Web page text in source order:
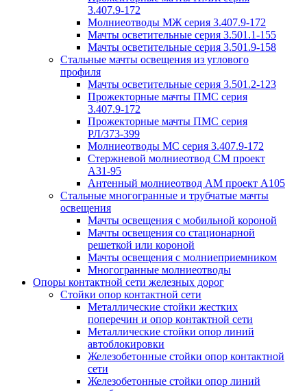
3.407.9-172
Молниеотводы МЖ серия 3.407.9-172
Мачты осветительные серия 3.501.1-155
Мачты осветительные серия 3.501.9-158
Стальные мачты освещения из углового
профиля
Мачты осветительные серия 3.501.2-123
Прожекторные мачты ПМС серия
3.407.9-172
Прожекторные мачты ПМС серия
РЛ/373-399
Молниеотводы МС серия 3.407.9-172
Стержневой молниеотвод СМ проект
А31-95
Антенный молниеотвод АМ проект А105
Стальные многогранные и трубчатые мачты
освещения
Мачты освещения с мобильной короной
Мачты освещения со стационарной
решеткой или короной
Мачты освещения с молниеприемником
Многогранные молниеотводы
Опоры контактной сети железных дорог
Стойки опор контактной сети
Металлические стойки жестких
поперечин и опор контактной сети
Металлические стойки опор линий
автоблокировки
Железобетонные стойки опор контактной
сети
Железобетонные стойки опор линий